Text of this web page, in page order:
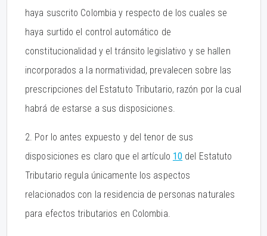
haya suscrito Colombia y respecto de los cuales se
haya surtido el control automático de
constitucionalidad y el tránsito legislativo y se hallen
incorporados a la normatividad, prevalecen sobre las
prescripciones del Estatuto Tributario, razón por la cual
habrá de estarse a sus disposiciones.
2. Por lo antes expuesto y del tenor de sus
disposiciones es claro que el artículo 10 del Estatuto
Tributario regula únicamente los aspectos
relacionados con la residencia de personas naturales
para efectos tributarios en Colombia.